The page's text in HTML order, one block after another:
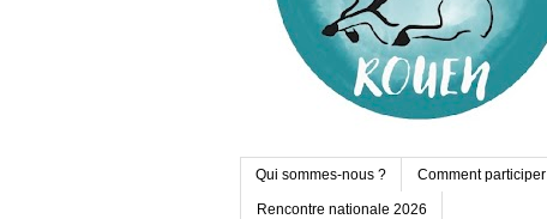
Qui sommes-nous ? Comment participer
Rencontre nationale 2026